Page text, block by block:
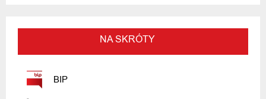
NA SKRÓTY
BIP